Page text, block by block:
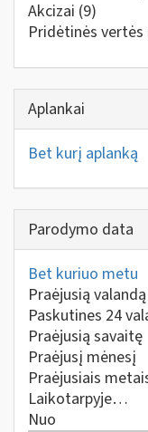
Akcizai (9)
Pridėtinės
Aplankai
Bet kurį aplanką
Parodymo data
Bet kuriuo metu
Praėjusią valandą
Paskutines 24
Praėjusią savaitę
Praėjusį mėnesį
Praėjusiais
Laikotarpyje…
Nuo